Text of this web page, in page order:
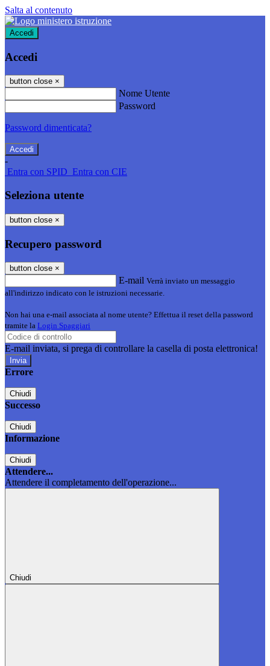
Salta al contenuto
Accedi
Accedi
button close ×
Nome Utente
Password
Password dimenticata?
-
Entra con SPID Entra con CIE
Seleziona utente
button close ×
Recupero password
button close ×
E-mail Verrà inviato un messaggio
all'indirizzo indicato con le istruzioni necessarie.
Non hai una e-mail associata al nome utente? Effettua il reset della password
tramite la Login Spaggiari
E-mail inviata, si prega di controllare la casella di posta elettronica!
Errore
Chiudi
Successo
Chiudi
Informazione
Chiudi
Attendere...
Attendere il completamento dell'operazione...
Chiudi